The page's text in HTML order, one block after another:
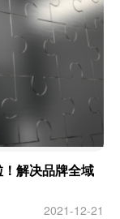
解决品牌全域
2021-12-21